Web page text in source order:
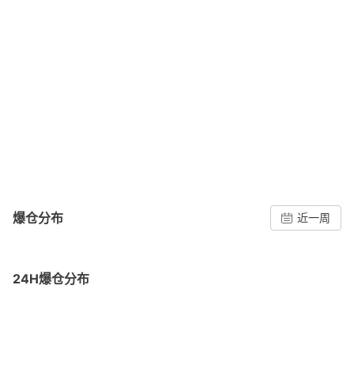
爆仓分布 近一周
24H爆仓分布